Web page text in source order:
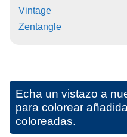
Vintage
Zentangle
Echa un vistazo a
para colorear
coloreadas.